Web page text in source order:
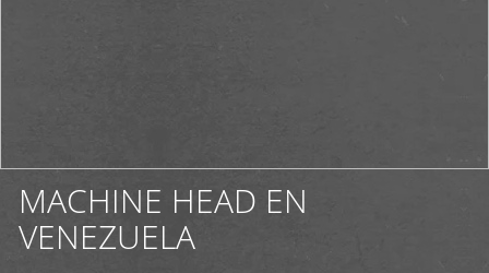
MACHINE HEAD EN
VENEZUELA